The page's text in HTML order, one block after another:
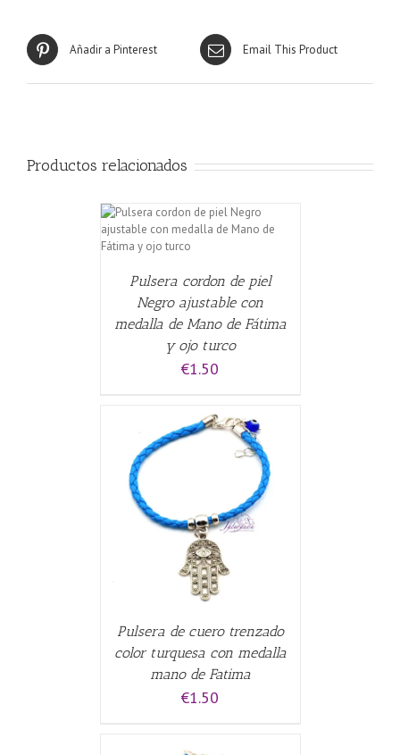
Añadir a Pinterest Email This Product
Productos relacionados
Pulsera cordon de piel
Negro ajustable con
medalla de Mano de Fátima
y ojo turco
€1.50
Pulsera de cuero trenzado
color turquesa con medalla
mano de Fatima
€1.50